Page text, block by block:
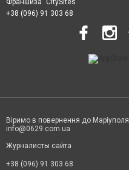
Франшиза "CitySites"
+38 (096) 91 303 68
Віримо в повернення до Маріуполя
info@0629.com.ua
Журналисты сайта
+38 (096) 91 303 68